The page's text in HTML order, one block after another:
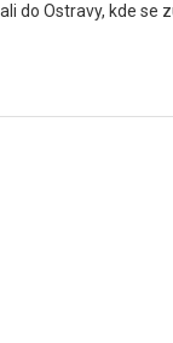
do Ostravy, kde se